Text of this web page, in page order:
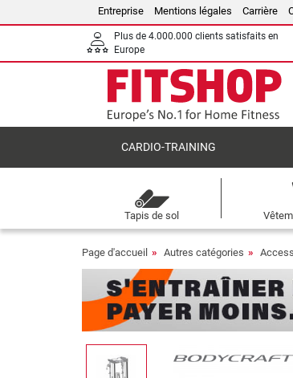
Entreprise Mentions légales Carrière
Plus de 4.000.000 clients satisfaits en
Europe
CARDIO-TRAINING
Tapis de sol
Page d'accueil Autres catégories